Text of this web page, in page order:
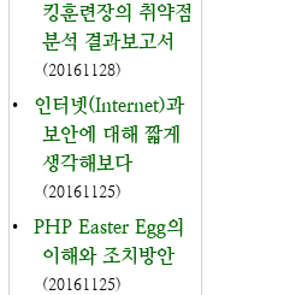
킹훈련장의 취약점
분석 결과보고서
(20161128)
•
인터넷(Internet)과
보안에 대해 짧게
생각해보다
(20161125)
•
PHP Easter Egg의
이해와 조치방안
(20161125)